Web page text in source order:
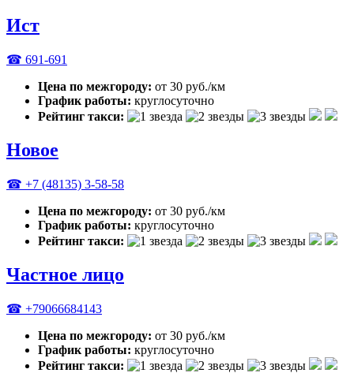
Ист
☎ 691-691
Цена по межгороду: от 30 руб./км
График работы: круглосуточно
Рейтинг такси:
Новое
☎ +7 (48135) 3-58-58
Цена по межгороду: от 30 руб./км
График работы: круглосуточно
Рейтинг такси:
Частное лицо
☎ +79066684143
Цена по межгороду: от 30 руб./км
График работы: круглосуточно
Рейтинг такси: